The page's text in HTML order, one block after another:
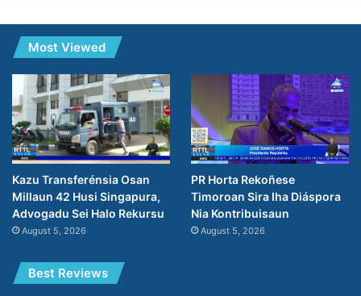
Most Viewed
Kazu Transferénsia Osan
Millaun 42 Husi Singapura,
Advogadu Sei Halo Rekursu
August 5, 2026
PR Horta Rekoñese
Timoroan Sira Iha Diáspora
Nia Kontribuisaun
August 5, 2026
Best Reviews